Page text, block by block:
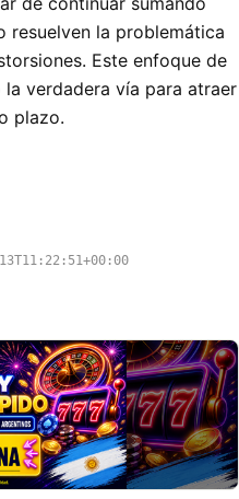
resuelven la problemática
Este enfoque de
verdadera vía para atraer
plazo.